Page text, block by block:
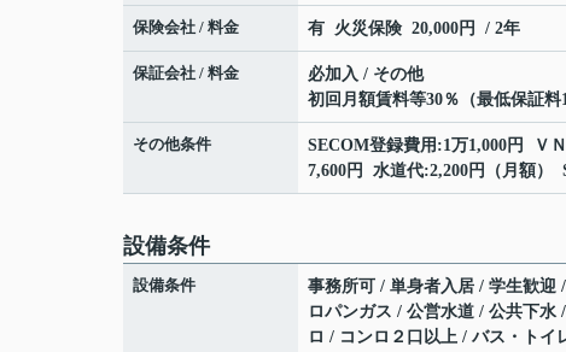
保険会社 / 料金 有 火災保険 20,000円 / 2年
保証会社 / 料金
必加入 / その他
初回月額賃料等30％（最低保証料
その他条件
SECOM登録費用:1万1,000円 Ｖ
7,600円 水道代:2,200円（月額）
設備条件
設備条件
事務所可 / 単身者入居 / 学生歓迎
ロパンガス / 公営水道 / 公共下
ロ / コンロ２口以上 / バス・ト